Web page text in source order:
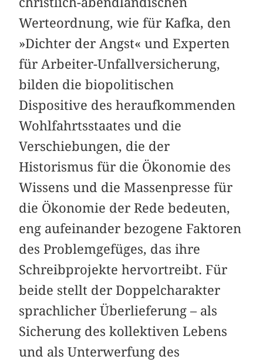
Werteordnung, wie für Kafka, den
»Dichter der Angst« und Experten
für Arbeiter-Unfallversicherung,
bilden die biopolitischen
Dispositive des heraufkommenden
Wohlfahrtsstaates und die
Verschiebungen, die der
Historismus für die Ökonomie des
Wissens und die Massenpresse für
die Ökonomie der Rede bedeuten,
eng aufeinander bezogene Faktoren
des Problemgefüges, das ihre
Schreibprojekte hervortreibt. Für
beide stellt der Doppelcharakter
sprachlicher Überlieferung – als
Sicherung des kollektiven Lebens
und als Unterwerfung des